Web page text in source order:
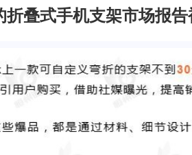
叠式手机支架市场报